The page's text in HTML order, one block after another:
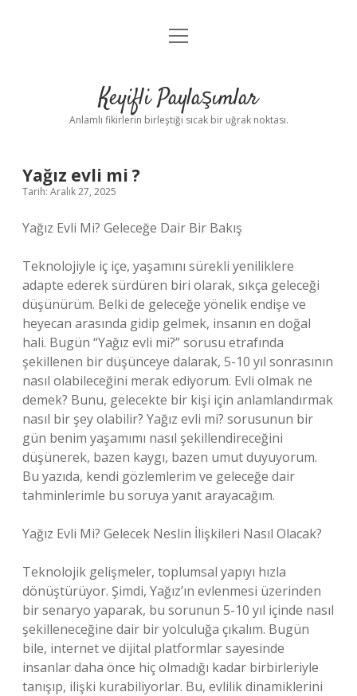
Anasayfa
Yasal Uyarı
menüyü
Keyifli Paylaşımlar
Anlamlı fikirlerin birleştiği sıcak bir uğrak noktası.
Yağız evli mi ?
Tarih: Aralık 27, 2025
Yağız Evli Mi? Geleceğe Dair Bir Bakış
Teknolojiyle iç içe, yaşamını sürekli yeniliklere
adapte ederek sürdüren biri olarak, sıkça geleceği
düşünürüm. Belki de geleceğe yönelik endişe ve
heyecan arasında gidip gelmek, insanın en doğal
hali. Bugün “Yağız evli mi?” sorusu etrafında
şekillenen bir düşünceye dalarak, 5-10 yıl sonrasının
nasıl olabileceğini merak ediyorum. Evli olmak ne
demek? Bunu, gelecekte bir kişi için anlamlandırmak
nasıl bir şey olabilir? Yağız evli mi? sorusunun bir
gün benim yaşamımı nasıl şekillendireceğini
düşünerek, bazen kaygı, bazen umut duyuyorum.
Bu yazıda, kendi gözlemlerim ve geleceğe dair
tahminlerimle bu soruya yanıt arayacağım.
Yağız Evli Mi? Gelecek Neslin İlişkileri Nasıl Olacak?
Teknolojik gelişmeler, toplumsal yapıyı hızla
dönüştürüyor. Şimdi, Yağız’ın evlenmesi üzerinden
bir senaryo yaparak, bu sorunun 5-10 yıl içinde nasıl
şekilleneceğine dair bir yolculuğa çıkalım. Bugün
bile, internet ve dijital platformlar sayesinde
insanlar daha önce hiç olmadığı kadar birbirleriyle
tanışıp, ilişki kurabiliyorlar. Bu, evlilik dinamiklerini